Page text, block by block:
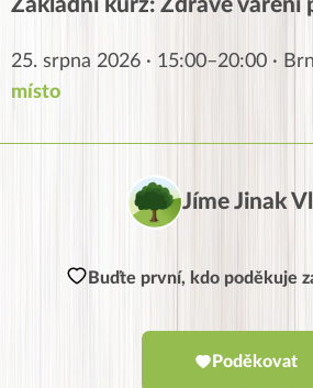
Základní kurz: Zdravé vaření
25. srpna 2026 · 15:00–20:00 ·
místo
Jíme Jinak
Buďte první, kdo poděkuje
Poděkovat